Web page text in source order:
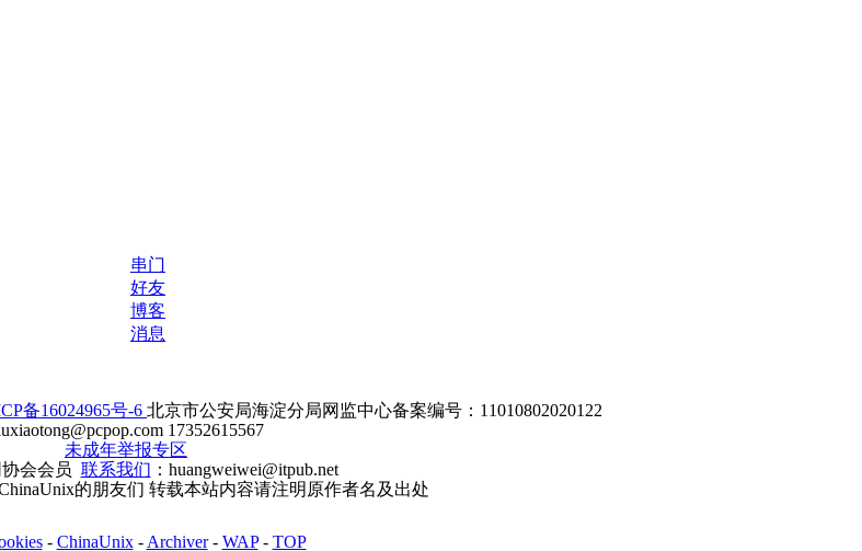
串门
好友
博客
消息
备16024965号-6 北京市公安局海淀分局网监中心备案编号：11010802020122
17352615567
未成年举报专区
会会员 联系我们 ：huangweiwei@itpub.net
的朋友们 转载本站内容请注明原作者名及出处
- ChinaUnix- Archiver- WAP- TOP